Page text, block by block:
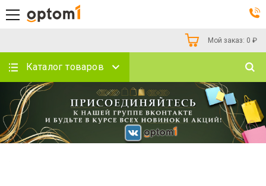
Мой заказ: 0 ₽
Каталог товаров